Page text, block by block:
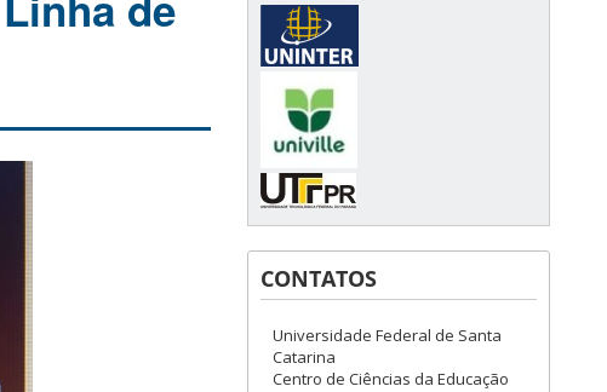
CONTATOS
Universidade Federal de Santa
Catarina
Centro de Ciências da Educação